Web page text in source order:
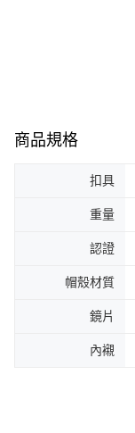
商品規格
扣具
重量
認證
帽殼材質
鏡片
內襯